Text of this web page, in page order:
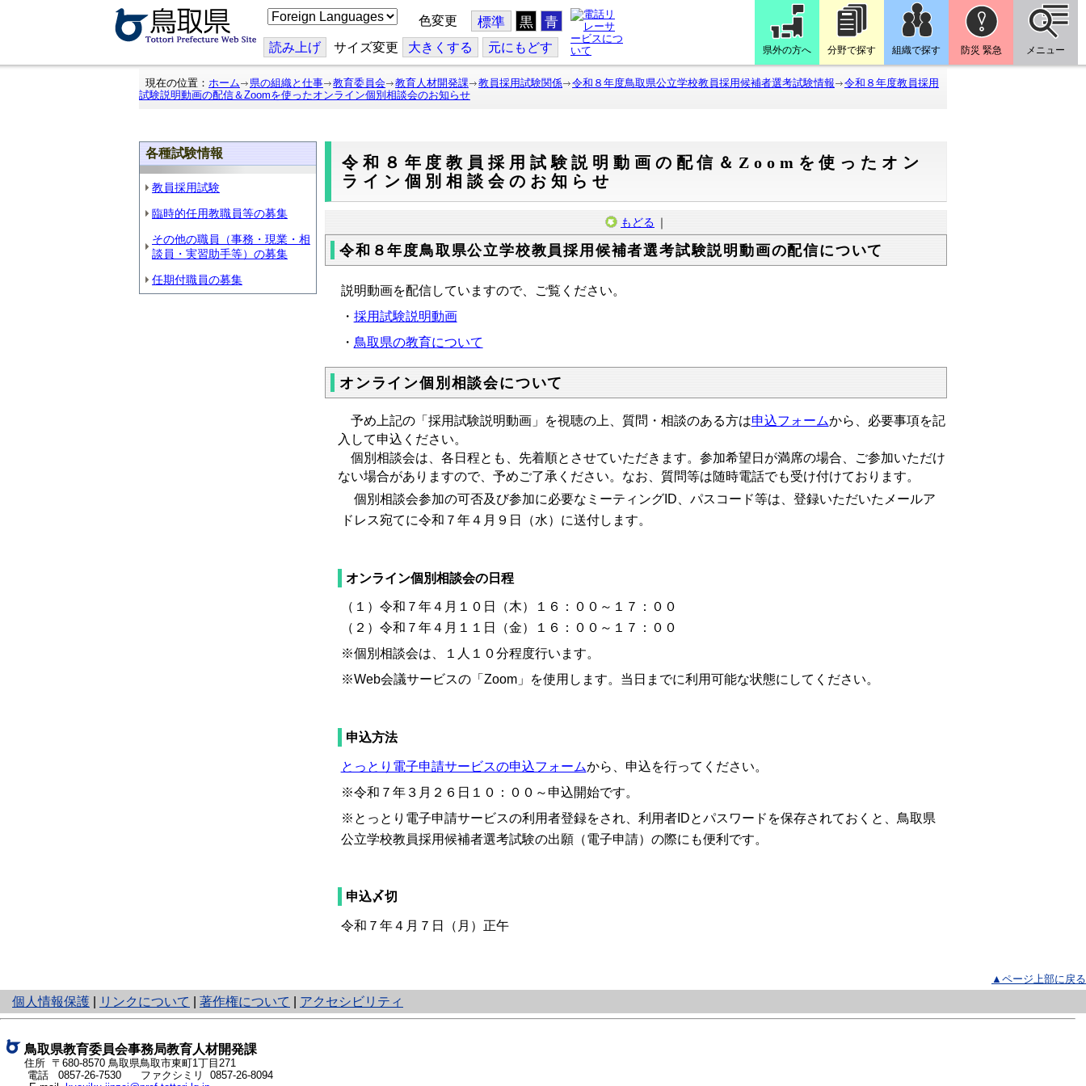
こ
の
ジ
を
翻
訳
色変更 標準 黒 青
読み上げ サイズ変更 大きくする 元にもどす 県外の方へ 分野で探す 組織で探す 防災 緊急 メニュー
現在の位置： ホーム 県の組織と仕事 教育委員会 教育人材開発課 教員採用試験関係 令和８年度鳥取県公立学校教員採用候補者選考試験情報
令和８年度教員採用
試験説明動画の配信＆Zoomを使ったオンライン個別相談会のお知らせ
各種試験情報
教員採用試験
臨時的任用教職員等の募集
その他の職員（事務・現業・相
談員・実習助手等）の募集
任期付職員の募集
令和８年度教員採用試験説明動画の配信＆Zoomを使ったオン
ライン個別相談会のお知らせ
もどる ｜
令和８年度鳥取県公立学校教員採用候補者選考試験説明動画の配信について
説明動画を配信していますので、ご覧ください。
・ 採用試験説明動画
・ 鳥取県の教育について
オンライン個別相談会について
予め上記の「採用試験説明動画」を視聴の上、質問・相談のある方は申込フォームから、必要事項を記
入して申込ください。
個別相談会は、各日程とも、先着順とさせていただきます。参加希望日が満席の場合、ご参加いただけ
ない場合がありますので、予めご了承ください。なお、質問等は随時電話でも受け付けております。
個別相談会参加の可否及び参加に必要なミーティングID、パスコード等は、登録いただいたメールア
ドレス宛てに令和７年４月９日（水）に送付します。
オンライン個別相談会の日程
（１）令和７年４月１０日（木）１６：００～１７：００
（２）令和７年４月１１日（金）１６：００～１７：００
※個別相談会は、１人１０分程度行います。
※Web会議サービスの「Zoom」を使用します。当日までに利用可能な状態にしてください。
申込方法
とっとり電子申請サービスの申込フォームから、申込を行ってください。
※令和７年３月２６日１０：００～申込開始です。
※とっとり電子申請サービスの利用者登録をされ、利用者IDとパスワードを保存されておくと、鳥取県
公立学校教員採用候補者選考試験の出願（電子申請）の際にも便利です。
申込〆切
令和７年４月７日（月）正午
▲ページ上部に戻る
個人情報保護
と
り
ッ
ト
へ
リンクについて 著作権について アクセシビリティ
鳥取県教育委員会事務局教育人材開発課
住所 〒680-8570 鳥取県鳥取市東町1丁目271
電話 0857-26-7530
ファクシミリ 0857-26-8094